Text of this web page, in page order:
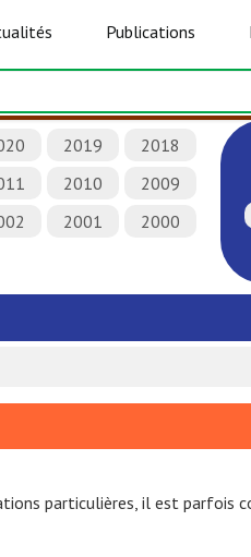
Publications
2019
2018
2010
2009
2001
2000
particulières, il est parfois